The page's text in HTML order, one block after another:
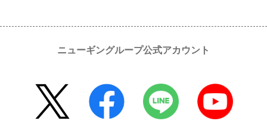
ニューギングループ公式アカウント